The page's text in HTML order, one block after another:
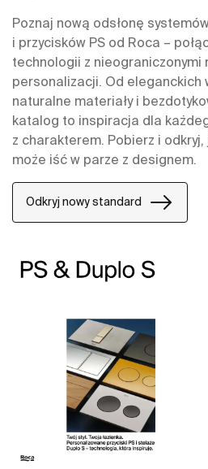
Poznaj nową odsłonę
i przycisków PS od Roca –
technologii z nieograniczonymi
personalizacji. Od eleganckich
naturalne materiały i
katalog to inspiracja dla
z charakterem. Pobierz i
może iść w parze z designem.
Odkryj nowy standard